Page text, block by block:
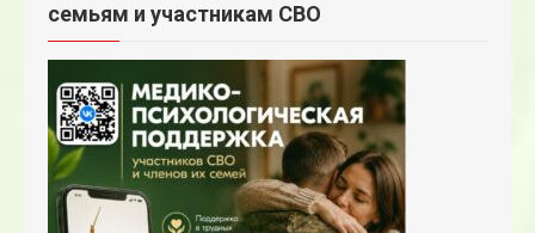
семьям и участникам СВО